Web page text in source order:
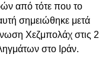
από τότε που το
σημειώθηκε μετά
Χεζμπολάχ στις 2
στο Ιράν.